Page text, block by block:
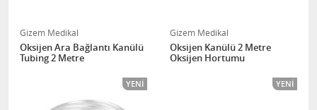
Gizem Medikal
Oksijen Ara Bağlantı Kanülü
Tubing 2 Metre
YENI
Gizem Medikal
Oksijen Kanülü 2 Metre
Oksijen Hortumu
YENI